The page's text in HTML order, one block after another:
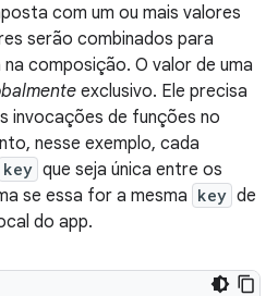
com um ou mais valores
serão combinados para
composição. O valor de uma
exclusivo. Ele precisa
invocações de funções no
nesse exemplo, cada
key que seja única entre os
se essa for a mesma key de
do app.